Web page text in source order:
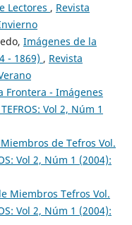
Lectores , Revista
Imágenes de la
- 1869) , Revista
Frontera - Imágenes
Vol 2, Núm 1
de Tefros Vol.
Vol 2, Núm 1 (2004):
Miembros Tefros Vol.
Vol 2, Núm 1 (2004):